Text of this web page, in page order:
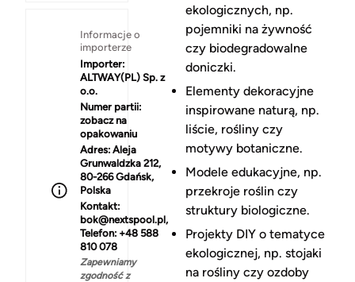
Informacje o
importerze
Importer:
ALTWAY(PL) Sp. z
o.o.
Numer partii:
zobacz na
opakowaniu
Adres: Aleja
Grunwaldzka 212,
80-266 Gdańsk,
Polska
Kontakt:
bok@nextspool.pl,
Telefon: +48 588
810 078
Zapewniamy
zgodność z
ekologicznych, np.
pojemniki na żywność
czy biodegradowalne
doniczki.
Elementy dekoracyjne
inspirowane naturą, np.
liście, rośliny czy
motywy botaniczne.
Modele edukacyjne, np.
przekroje roślin czy
struktury biologiczne.
Projekty DIY o tematyce
ekologicznej, np. stojaki
na rośliny czy ozdoby